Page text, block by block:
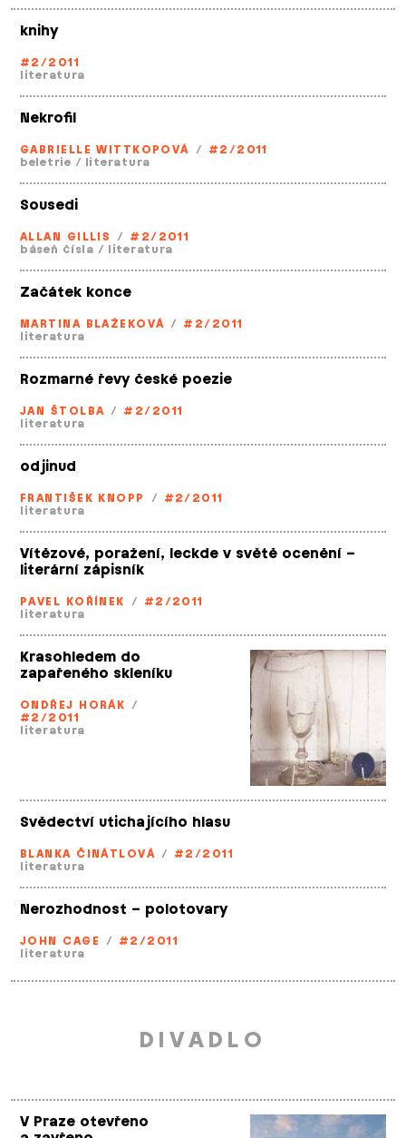
knihy
#2/2011
literatura
Nekrofil
GABRIELLE WITTKOPOVÁ / #2/2011
beletrie / literatura
Sousedi
ALLAN GILLIS / #2/2011
báseň čísla / literatura
Začátek konce
MARTINA BLAŽEKOVÁ / #2/2011
literatura
Rozmarné řevy české poezie
JAN ŠTOLBA / #2/2011
literatura
odjinud
FRANTIŠEK KNOPP / #2/2011
literatura
Vítězové, poražení, leckde v světě ocenění –
literární zápisník
PAVEL KOŘÍNEK / #2/2011
literatura
Krasohledem do
zapařeného skleníku
ONDŘEJ HORÁK /
#2/2011
literatura
Svědectví utichajícího hlasu
BLANKA ČINÁTLOVÁ / #2/2011
literatura
Nerozhodnost – polotovary
JOHN CAGE / #2/2011
literatura
DIVADLO
V Praze otevřeno